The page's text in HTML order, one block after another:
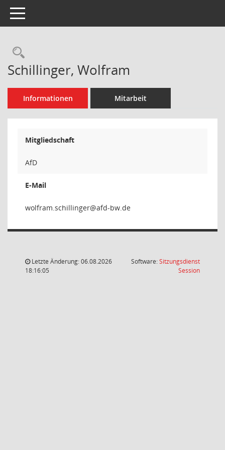
Toggle navigation
Rechercheauswahl
Schillinger, Wolfram
Informationen Mitarbeit
Mitgliedschaft
AfD
E-Mail
regnillih
Letzte Änderung: 06.08.2026
18:16:05
Software:Sitzungsdienst
Session(Wird in